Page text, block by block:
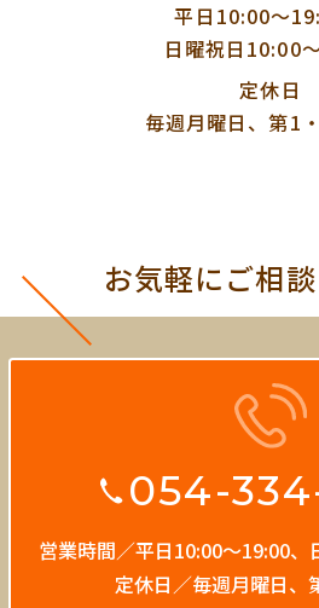
平日10:00〜
日曜祝日10:00
定休日
毎週月曜日、第1
お気軽にご相
054-
営業時間／平日10:00〜19:00、
定休日／毎週月曜日、